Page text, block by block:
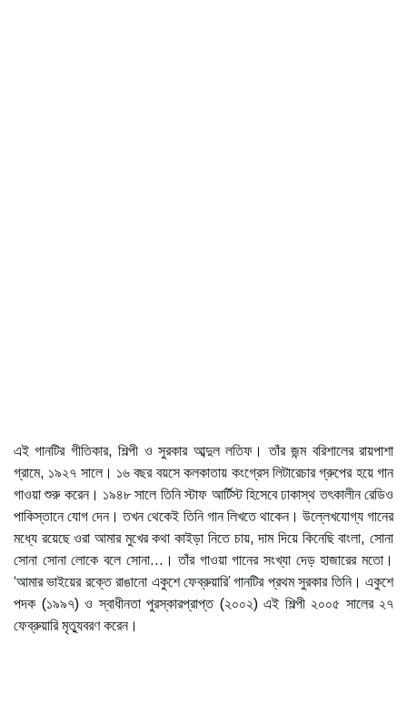
এই গানটির গীতিকার, শিল্পী ও সুরকার আব্দুল লতিফ। তাঁর জন্ম বরিশালের রায়পাশা
গ্রামে, ১৯২৭ সালে। ১৬ বছর বয়সে কলকাতায় কংগ্রেস লিটারেচার গ্রুপের হয়ে গান
গাওয়া শুরু করেন। ১৯৪৮ সালে তিনি স্টাফ আর্টিস্ট হিসেবে ঢাকাস্থ তৎকালীন রেডিও
পাকিস্তানে যোগ দেন। তখন থেকেই তিনি গান লিখতে থাকেন। উল্লেখযোগ্য গানের
মধ্যে রয়েছে ওরা আমার মুখের কথা কাইড়া নিতে চায়, দাম দিয়ে কিনেছি বাংলা, সোনা
সোনা সোনা লোকে বলে সোনা...। তাঁর গাওয়া গানের সংখ্যা দেড় হাজারের মতো।
‘আমার ভাইয়ের রক্তে রাঙানো একুশে ফেব্রুয়ারি’ গানটির প্রথম সুরকার তিনি। একুশে
পদক (১৯৯৭) ও স্বাধীনতা পুরস্কারপ্রাপ্ত (২০০২) এই শিল্পী ২০০৫ সালের ২৭
ফেব্রুয়ারি মৃত্যুবরণ করেন।